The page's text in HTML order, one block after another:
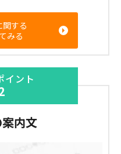
する
みる
イント
内文